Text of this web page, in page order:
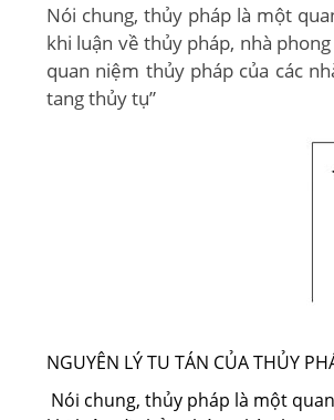
Nói chung, thủy pháp là một
khi luận về thủy pháp, nhà
quan niệm thủy pháp của các
tang thủy tụ”
NGUYÊN LÝ TU TÁN CỦA THỦY
Nói chung, thủy pháp là một